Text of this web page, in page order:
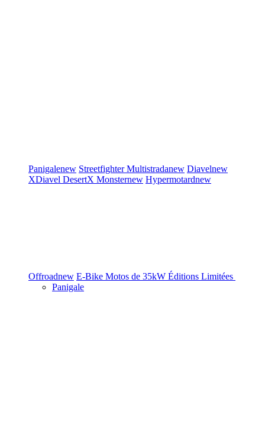
Panigalenew StreetfighterMultistradanew Diavelnew
XDiavel DesertX Monsternew Hypermotardnew
Offroadnew E-Bike Motos de 35kW Éditions Limitées
Panigale